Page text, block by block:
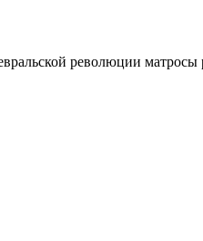
революции матросы